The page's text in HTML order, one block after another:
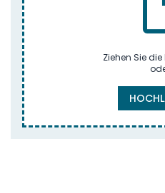
Ziehen Sie